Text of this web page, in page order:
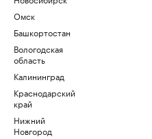
Омск
Башкортостан
Вологодская
область
Калининград
Краснодарский
край
Нижний
Новгород